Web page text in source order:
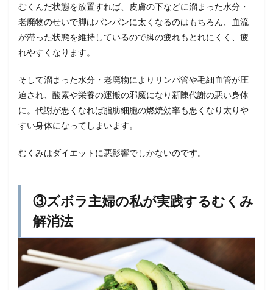
むくんだ状態を放置すれば、皮膚の下などに溜まった水分・
老廃物のせいで脚はパンパンに太くなるのはもちろん、血流
が滞った状態を維持しているので脚の疲れもとれにくく、疲
れやすくなります。
そして溜まった水分・老廃物によりリンパ管や毛細血管が圧
迫され、酸素や栄養の運搬の邪魔になり新陳代謝の悪い身体
に。代謝が悪くなれば脂肪細胞の燃焼効率も悪くなり太りや
すい身体になってしまいます。
むくみはダイエットに悪影響でしかないのです。
③ズボラ主婦の私が実践するむくみ
解消法